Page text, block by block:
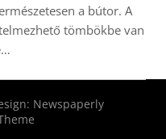
a bútor. A
tömbökbe van
Newspaperly